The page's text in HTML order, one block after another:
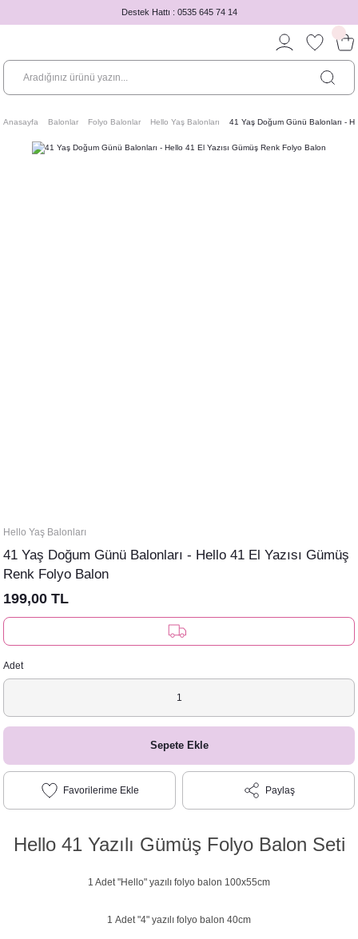
Destek Hattı : 0535 645 74 14
Anasayfa Balonlar Folyo Balonlar Hello Yaş Balonları 41 Yaş Doğum Günü Balonları -
Hello Yaş Balonları
41 Yaş Doğum Günü Balonları - Hello 41 El Yazısı Gümüş
Renk Folyo Balon
199,00 TL
Adet
Sepete Ekle
Paylaş
Hello 41 Yazılı Gümüş Folyo Balon Seti
1 Adet "Hello" yazılı folyo balon 100x55cm
1 Adet "4" yazılı folyo balon 40cm